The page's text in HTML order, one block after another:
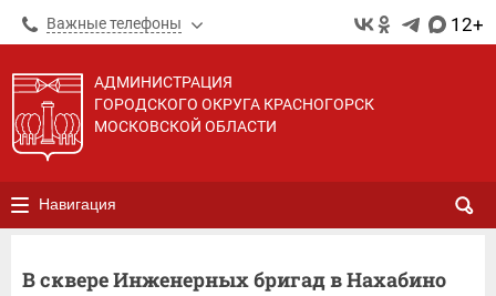
Важные телефоны 12+
АДМИНИСТРАЦИЯ
ГОРОДСКОГО ОКРУГА КРАСНОГОРСК
МОСКОВСКОЙ ОБЛАСТИ
Навигация
В сквере Инженерных бригад в Нахабино